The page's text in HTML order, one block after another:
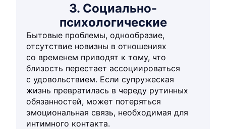
3. Социально-
психологические
Бытовые проблемы, однообразие,
отсутствие новизны в отношениях
со временем приводят к тому, что
близость перестает ассоциироваться
с удовольствием. Если супружеская
жизнь превратилась в череду рутинных
обязанностей, может потеряться
эмоциональная связь, необходимая для
интимного контакта.